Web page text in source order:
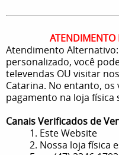
ATENDIMENTO
Atendimento
personalizado, você
televendas OU visitar
Catarina. No entanto,
pagamento na loja física
Canais Verificados de
1. Este Website
2. Nossa loja física